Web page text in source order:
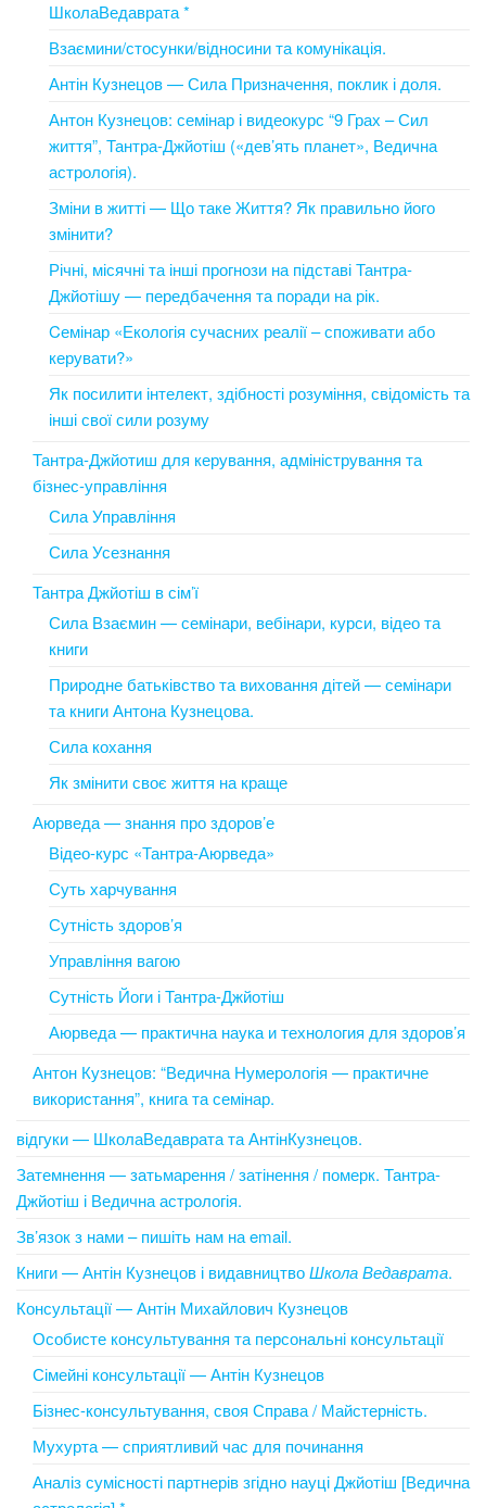
ШколаВедаврата *
Взаємини/стосунки/відносини та комунікація.
Антін Кузнецов — Сила Призначення, поклик і доля.
Антон Кузнецов: семінар і видеокурс “9 Грах – Сил
життя”, Тантра-Джйотіш («дев’ять планет», Ведична
астрологія).
Зміни в житті — Що таке Життя? Як правильно його
змінити?
Річні, місячні та інші прогнози на підставі Тантра-
Джйотішу — передбачення та поради на рік.
Cемінар «Екологія сучасних реалії – споживати або
керувати?»
Як посилити інтелект, здібності розуміння, свідомість та
інші свої сили розуму
Тантра-Джйотиш для керування, адміністрування та
бізнес-управління
Сила Управління
Сила Усезнання
Тантра Джйотіш в сім’ї
Сила Взаємин — семінари, вебінари, курси, відео та
книги
Природне батьківство та виховання дітей — семінари
та книги Антона Кузнецова.
Сила кохання
Як змінити своє життя на краще
Аюрведа — знання про здоров’е
Відео-курс «Тантра-Аюрведа»
Суть харчування
Сутність здоров’я
Управління вагою
Сутність Йоги і Тантра-Джйотіш
Аюрведа — практична наука и технология для здоров’я
Антон Кузнецов: “Ведична Нумерологія — практичне
використання”, книга та семінар.
відгуки — ШколаВедаврата та АнтінКузнецов.
Затемнення — затьмарення / затінення / померк. Тантра-
Джйотіш і Ведична астрологія.
Зв’язок з нами – пишіть нам на email.
Книги — Антін Кузнецов і видавництвоШкола Ведаврата.
Консультації — Антін Михайлович Кузнецов
Особисте консультування та персональні консультації
Сімейні консультації — Антін Кузнецов
Бізнес-консультування, своя Справа / Майстерність.
Мухурта — сприятливий час для починання
Аналіз сумісності партнерів згідно науці Джйотіш [Ведична